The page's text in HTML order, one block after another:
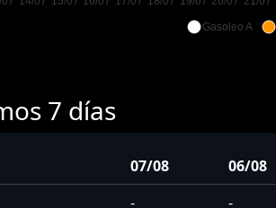
Gasoleo A
7 días
07/08 06/08
- -